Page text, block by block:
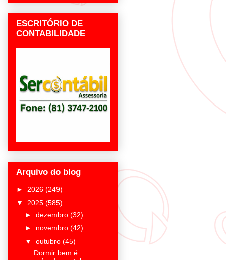
ESCRITÓRIO DE
CONTABILIDADE
Arquivo do blog
► 2026 (249)
▼ 2025 (585)
► dezembro (32)
► novembro (42)
▼ outubro (45)
Dormir bem é